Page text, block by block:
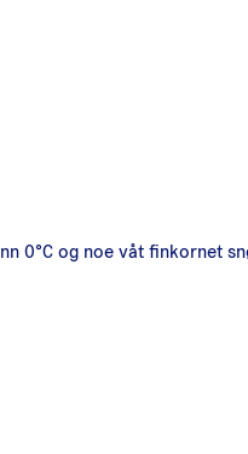
0°C og noe våt finkornet